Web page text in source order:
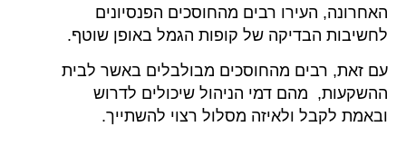
האחרונה, העירו רבים מהחוסכים הפנסיונים
לחשיבות הבדיקה של קופות הגמל באופן שוטף.
עם זאת, רבים מהחוסכים מבולבלים באשר לבית
ההשקעות, מהם דמי הניהול שיכולים לדרוש
ובאמת לקבל ולאיזה מסלול רצוי להשתייך.